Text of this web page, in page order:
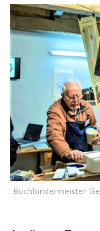
Buchbindermeister